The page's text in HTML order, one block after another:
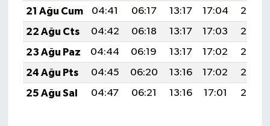
21 Ağu Cum
04:41 06:17 13:17 17:04
20:08
22 Ağu Cts
04:42 06:18 13:17 17:03
20:07
23 Ağu Paz
04:44 06:19 13:17 17:02
20:05
24 Ağu Pts
04:45 06:20 13:16 17:02
20:03
25 Ağu Sal
04:47 06:21 13:16 17:01 20:02